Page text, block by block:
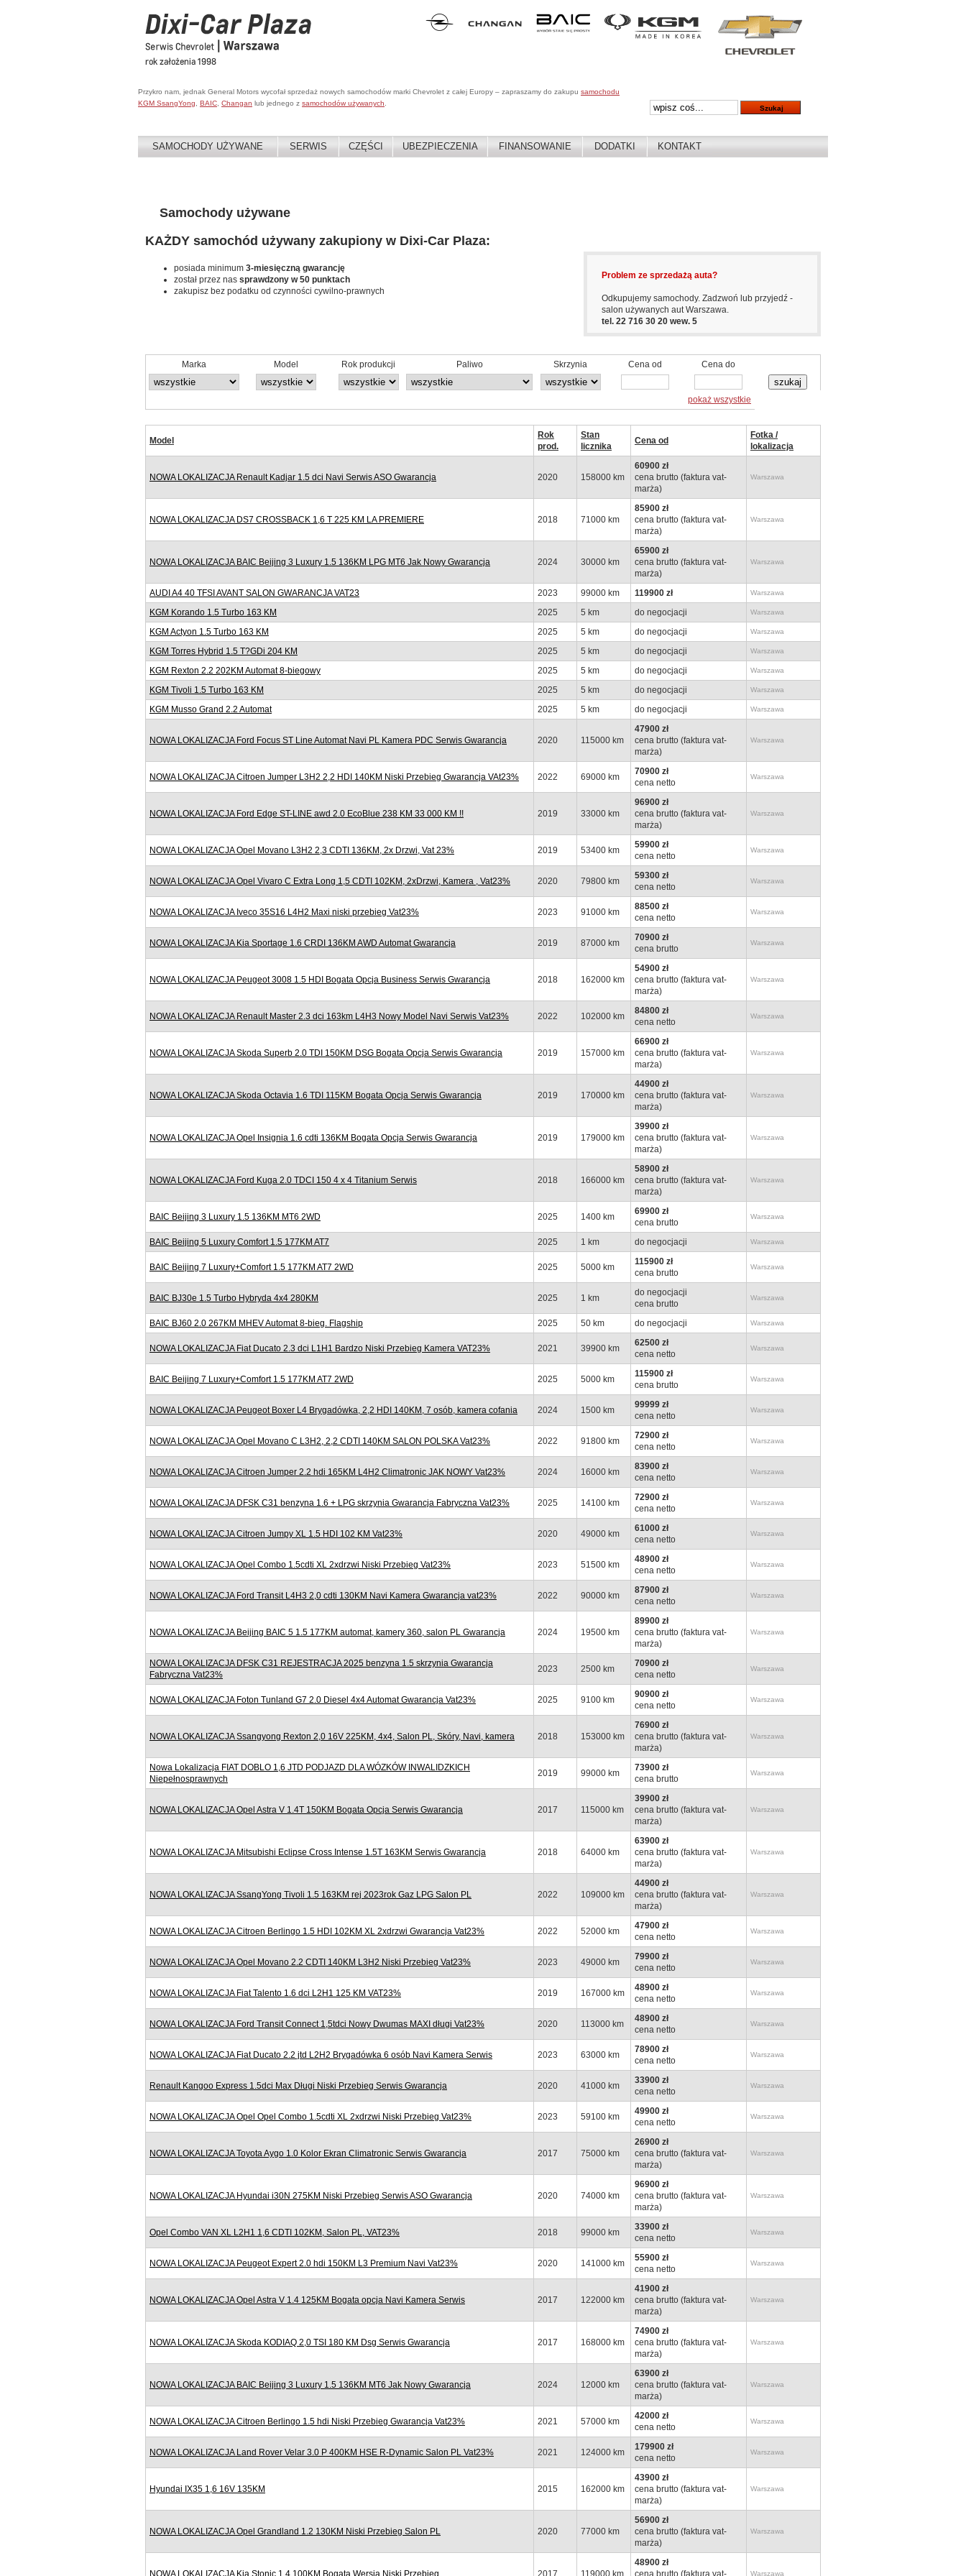
Przykro nam, jednak General Motors wycofał sprzedaż nowych samochodów marki Chevrolet z całej Europy – zapraszamy do zakupu samochodu
KGM SsangYong
BAIC Changan lub jednego z samochodów używanych
SAMOCHODY UŻYWANE SERWIS CZĘŚCI UBEZPIECZENIA FINANSOWANIE DODATKI KONTAKT
Samochody używane
Problem ze sprzedażą auta?
Odkupujemy samochody. Zadzwoń lub przyjedź -
salon używanych aut Warszawa.
tel. 22 716 30 20 wew. 5
KAŻDY samochód używany zakupiony w Dixi-Car Plaza:
posiada minimum 3-miesięczną gwarancję
został przez nas sprawdzony w 50 punktach
zakupisz bez podatku od czynności cywilno-prawnych
Marka Model Rok produkcji Paliwo Skrzynia Cena od Cena do
pokaż wszystkie
Model
Rok
prod.
Stan
licznika
Cena od
Fotka /
lokalizacja
NOWA LOKALIZACJA Renault Kadjar 1.5 dci Navi Serwis ASO Gwarancja 2020 158000 km
60900 zł
cena brutto (faktura vat-
marża)
Warszawa
NOWA LOKALIZACJA DS7 CROSSBACK 1,6 T 225 KM LA PREMIERE 2018 71000 km
85900 zł
cena brutto (faktura vat-
marża)
Warszawa
NOWA LOKALIZACJA BAIC Beijing 3 Luxury 1.5 136KM LPG MT6 Jak Nowy Gwarancja 2024 30000 km
65900 zł
cena brutto (faktura vat-
marża)
Warszawa
AUDI A4 40 TFSI AVANT SALON GWARANCJA VAT23 2023 99000 km 119900 zł Warszawa
KGM Korando 1.5 Turbo 163 KM 2025 5 km do negocjacji Warszawa
KGM Actyon 1.5 Turbo 163 KM 2025 5 km do negocjacji Warszawa
KGM Torres Hybrid 1.5 T?GDi 204 KM 2025 5 km do negocjacji Warszawa
KGM Rexton 2.2 202KM Automat 8-biegowy 2025 5 km do negocjacji Warszawa
KGM Tivoli 1.5 Turbo 163 KM 2025 5 km do negocjacji Warszawa
KGM Musso Grand 2.2 Automat 2025 5 km do negocjacji Warszawa
NOWA LOKALIZACJA Ford Focus ST Line Automat Navi PL Kamera PDC Serwis Gwarancja 2020 115000 km
47900 zł
cena brutto (faktura vat-
marża)
Warszawa
NOWA LOKALIZACJA Citroen Jumper L3H2 2,2 HDI 140KM Niski Przebieg Gwarancja VAt23% 2022 69000 km
70900 zł
cena netto
Warszawa
NOWA LOKALIZACJA Ford Edge ST-LINE awd 2.0 EcoBlue 238 KM 33 000 KM !! 2019 33000 km
96900 zł
cena brutto (faktura vat-
marża)
Warszawa
NOWA LOKALIZACJA Opel Movano L3H2 2,3 CDTI 136KM, 2x Drzwi, Vat 23% 2019 53400 km
59900 zł
cena netto
Warszawa
NOWA LOKALIZACJA Opel Vivaro C Extra Long 1,5 CDTI 102KM, 2xDrzwi, Kamera , Vat23% 2020 79800 km
59300 zł
cena netto
Warszawa
NOWA LOKALIZACJA Iveco 35S16 L4H2 Maxi niski przebieg Vat23% 2023 91000 km
88500 zł
cena netto
Warszawa
NOWA LOKALIZACJA Kia Sportage 1.6 CRDI 136KM AWD Automat Gwarancja 2019 87000 km
70900 zł
cena brutto
Warszawa
NOWA LOKALIZACJA Peugeot 3008 1.5 HDI Bogata Opcja Business Serwis Gwarancja 2018 162000 km
54900 zł
cena brutto (faktura vat-
marża)
Warszawa
NOWA LOKALIZACJA Renault Master 2.3 dci 163km L4H3 Nowy Model Navi Serwis Vat23% 2022 102000 km
84800 zł
cena netto
Warszawa
NOWA LOKALIZACJA Skoda Superb 2.0 TDI 150KM DSG Bogata Opcja Serwis Gwarancja 2019 157000 km
66900 zł
cena brutto (faktura vat-
marża)
Warszawa
NOWA LOKALIZACJA Skoda Octavia 1.6 TDI 115KM Bogata Opcja Serwis Gwarancja 2019 170000 km
44900 zł
cena brutto (faktura vat-
marża)
Warszawa
NOWA LOKALIZACJA Opel Insignia 1.6 cdti 136KM Bogata Opcja Serwis Gwarancja 2019 179000 km
39900 zł
cena brutto (faktura vat-
marża)
Warszawa
NOWA LOKALIZACJA Ford Kuga 2.0 TDCI 150 4 x 4 Titanium Serwis 2018 166000 km
58900 zł
cena brutto (faktura vat-
marża)
Warszawa
BAIC Beijing 3 Luxury 1.5 136KM MT6 2WD 2025 1400 km
69900 zł
cena brutto
Warszawa
BAIC Beijing 5 Luxury Comfort 1.5 177KM AT7 2025 1 km do negocjacji Warszawa
BAIC Beijing 7 Luxury+Comfort 1.5 177KM AT7 2WD 2025 5000 km
115900 zł
cena brutto
Warszawa
BAIC BJ30e 1.5 Turbo Hybryda 4x4 280KM 2025 1 km
do negocjacji
cena brutto
Warszawa
BAIC BJ60 2.0 267KM MHEV Automat 8-bieg. Flagship 2025 50 km do negocjacji Warszawa
NOWA LOKALIZACJA Fiat Ducato 2.3 dci L1H1 Bardzo Niski Przebieg Kamera VAT23% 2021 39900 km
62500 zł
cena netto
Warszawa
BAIC Beijing 7 Luxury+Comfort 1.5 177KM AT7 2WD 2025 5000 km
115900 zł
cena brutto
Warszawa
NOWA LOKALIZACJA Peugeot Boxer L4 Brygadówka, 2,2 HDI 140KM, 7 osób, kamera cofania 2024 1500 km
99999 zł
cena netto
Warszawa
NOWA LOKALIZACJA Opel Movano C L3H2, 2,2 CDTI 140KM SALON POLSKA Vat23% 2022 91800 km
72900 zł
cena netto
Warszawa
NOWA LOKALIZACJA Citroen Jumper 2.2 hdi 165KM L4H2 Climatronic JAK NOWY Vat23% 2024 16000 km
83900 zł
cena netto
Warszawa
NOWA LOKALIZACJA DFSK C31 benzyna 1.6 + LPG skrzynia Gwarancja Fabryczna Vat23% 2025 14100 km
72900 zł
cena netto
Warszawa
NOWA LOKALIZACJA Citroen Jumpy XL 1.5 HDI 102 KM Vat23% 2020 49000 km
61000 zł
cena netto
Warszawa
NOWA LOKALIZACJA Opel Combo 1.5cdti XL 2xdrzwi Niski Przebieg Vat23% 2023 51500 km
48900 zł
cena netto
Warszawa
NOWA LOKALIZACJA Ford Transit L4H3 2,0 cdti 130KM Navi Kamera Gwarancja vat23% 2022 90000 km
87900 zł
cena netto
Warszawa
NOWA LOKALIZACJA Beijing BAIC 5 1.5 177KM automat, kamery 360, salon PL Gwarancja 2024 19500 km
89900 zł
cena brutto (faktura vat-
marża)
Warszawa
NOWA LOKALIZACJA DFSK C31 REJESTRACJA 2025 benzyna 1.5 skrzynia Gwarancja
Fabryczna Vat23%
2023 2500 km
70900 zł
cena netto
Warszawa
NOWA LOKALIZACJA Foton Tunland G7 2.0 Diesel 4x4 Automat Gwarancja Vat23% 2025 9100 km
90900 zł
cena netto
Warszawa
NOWA LOKALIZACJA Ssangyong Rexton 2,0 16V 225KM, 4x4, Salon PL, Skóry, Navi, kamera 2018 153000 km
76900 zł
cena brutto (faktura vat-
marża)
Warszawa
Nowa Lokalizacja FIAT DOBLO 1,6 JTD PODJAZD DLA WÓZKÓW INWALIDZKICH
Niepełnosprawnych
2019 99000 km
73900 zł
cena brutto
Warszawa
NOWA LOKALIZACJA Opel Astra V 1.4T 150KM Bogata Opcja Serwis Gwarancja 2017 115000 km
39900 zł
cena brutto (faktura vat-
marża)
Warszawa
NOWA LOKALIZACJA Mitsubishi Eclipse Cross Intense 1.5T 163KM Serwis Gwarancja 2018 64000 km
63900 zł
cena brutto (faktura vat-
marża)
Warszawa
NOWA LOKALIZACJA SsangYong Tivoli 1.5 163KM rej 2023rok Gaz LPG Salon PL 2022 109000 km
44900 zł
cena brutto (faktura vat-
marża)
Warszawa
NOWA LOKALIZACJA Citroen Berlingo 1.5 HDI 102KM XL 2xdrzwi Gwarancja Vat23% 2022 52000 km
47900 zł
cena netto
Warszawa
NOWA LOKALIZACJA Opel Movano 2.2 CDTI 140KM L3H2 Niski Przebieg Vat23% 2023 49000 km
79900 zł
cena netto
Warszawa
NOWA LOKALIZACJA Fiat Talento 1.6 dci L2H1 125 KM VAT23% 2019 167000 km
48900 zł
cena netto
Warszawa
NOWA LOKALIZACJA Ford Transit Connect 1,5tdci Nowy Dwumas MAXI długi Vat23% 2020 113000 km
48900 zł
cena netto
Warszawa
NOWA LOKALIZACJA Fiat Ducato 2.2 jtd L2H2 Brygadówka 6 osób Navi Kamera Serwis 2023 63000 km
78900 zł
cena netto
Warszawa
Renault Kangoo Express 1.5dci Max Długi Niski Przebieg Serwis Gwarancja 2020 41000 km
33900 zł
cena netto
Warszawa
NOWA LOKALIZACJA Opel Opel Combo 1.5cdti XL 2xdrzwi Niski Przebieg Vat23% 2023 59100 km
49900 zł
cena netto
Warszawa
NOWA LOKALIZACJA Toyota Aygo 1.0 Kolor Ekran Climatronic Serwis Gwarancja 2017 75000 km
26900 zł
cena brutto (faktura vat-
marża)
Warszawa
NOWA LOKALIZACJA Hyundai i30N 275KM Niski Przebieg Serwis ASO Gwarancja 2020 74000 km
96900 zł
cena brutto (faktura vat-
marża)
Warszawa
Opel Combo VAN XL L2H1 1,6 CDTI 102KM, Salon PL, VAT23% 2018 99000 km
33900 zł
cena netto
Warszawa
NOWA LOKALIZACJA Peugeot Expert 2.0 hdi 150KM L3 Premium Navi Vat23% 2020 141000 km
55900 zł
cena netto
Warszawa
NOWA LOKALIZACJA Opel Astra V 1.4 125KM Bogata opcja Navi Kamera Serwis 2017 122000 km
41900 zł
cena brutto (faktura vat-
marża)
Warszawa
NOWA LOKALIZACJA Skoda KODIAQ 2,0 TSI 180 KM Dsg Serwis Gwarancja 2017 168000 km
74900 zł
cena brutto (faktura vat-
marża)
Warszawa
NOWA LOKALIZACJA BAIC Beijing 3 Luxury 1.5 136KM MT6 Jak Nowy Gwarancja 2024 12000 km
63900 zł
cena brutto (faktura vat-
marża)
Warszawa
NOWA LOKALIZACJA Citroen Berlingo 1.5 hdi Niski Przebieg Gwarancja Vat23% 2021 57000 km
42000 zł
cena netto
Warszawa
NOWA LOKALIZACJA Land Rover Velar 3.0 P 400KM HSE R-Dynamic Salon PL Vat23% 2021 124000 km
179900 zł
cena netto
Warszawa
Hyundai IX35 1,6 16V 135KM 2015 162000 km
43900 zł
cena brutto (faktura vat-
marża)
Warszawa
NOWA LOKALIZACJA Opel Grandland 1.2 130KM Niski Przebieg Salon PL 2020 77000 km
56900 zł
cena brutto (faktura vat-
marża)
Warszawa
NOWA LOKALIZACJA Kia Stonic 1.4 100KM Bogata Wersja Niski Przebieg 2017 119000 km
48900 zł
cena brutto (faktura vat-
Warszawa